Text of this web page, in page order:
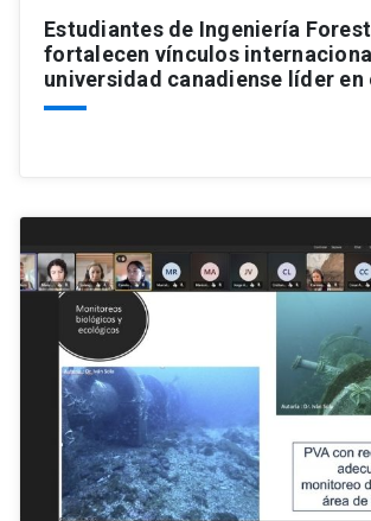
Estudiantes de Ingeniería
fortalecen vínculos
universidad canadiense líder en